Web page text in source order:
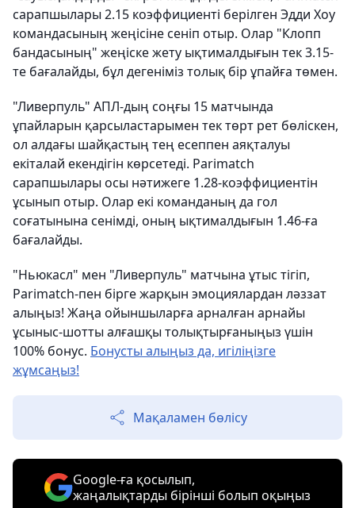
сарапшылары 2.15 коэффициенті берілген Эдди Хоу
командасының жеңісіне сеніп отыр. Олар "Клопп
бандасының" жеңіске жету ықтималдығын тек 3.15-
те бағалайды, бұл дегеніміз толық бір ұпайға төмен.
"Ливерпуль" АПЛ-дың соңғы 15 матчында
ұпайларын қарсыластарымен тек төрт рет бөліскен,
ол алдағы шайқастың тең есеппен аяқталуы
екіталай екендігін көрсетеді. Parimatch
сарапшылары осы нәтижеге 1.28-коэффициентін
ұсынып отыр. Олар екі команданың да гол
соғатынына сенімді, оның ықтималдығын 1.46-ға
бағалайды.
"Ньюкасл" мен "Ливерпуль" матчына ұтыс тігіп,
Parimatch-пен бірге жарқын эмоциялардан ләззат
алыңыз! Жаңа ойыншыларға арналған арнайы
ұсыныс-шотты алғашқы толықтырғаныңыз үшін
100% бонус. Бонусты алыңыз да, игіліңізге
жұмсаңыз!
Мақаламен бөлісу
Google-ға қосылып,
жаңалықтарды бірінші болып оқыңыз